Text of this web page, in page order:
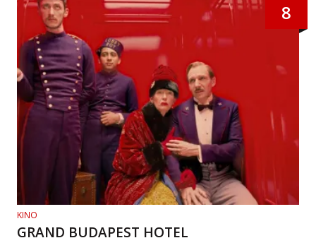
8
KINO
GRAND BUDAPEST HOTEL